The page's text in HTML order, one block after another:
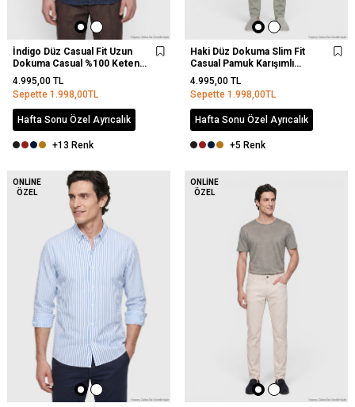
İndigo Düz Casual Fit Uzun
Dokuma Casual %100 Keten
Gömlek
4.995,00 TL
Sepette 1.998,00TL
Hafta Sonu Özel Ayrıcalık
+13 Renk
Haki Düz Dokuma Slim Fit
Casual Pamuk Karışımlı
Pantolon
4.995,00 TL
Sepette 1.998,00TL
Hafta Sonu Özel Ayrıcalık
+5 Renk
ONLINE
ÖZEL
ONLINE
ÖZEL